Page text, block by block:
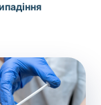
аналізу):
крові) - від